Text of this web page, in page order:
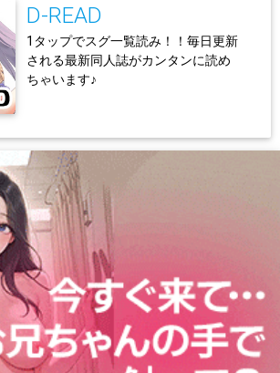
D-READ
1タップでスグ一覧読み！！毎日更新
される最新同人誌がカンタンに読め
ちゃいます♪